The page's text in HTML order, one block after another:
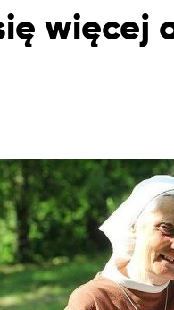
więcej